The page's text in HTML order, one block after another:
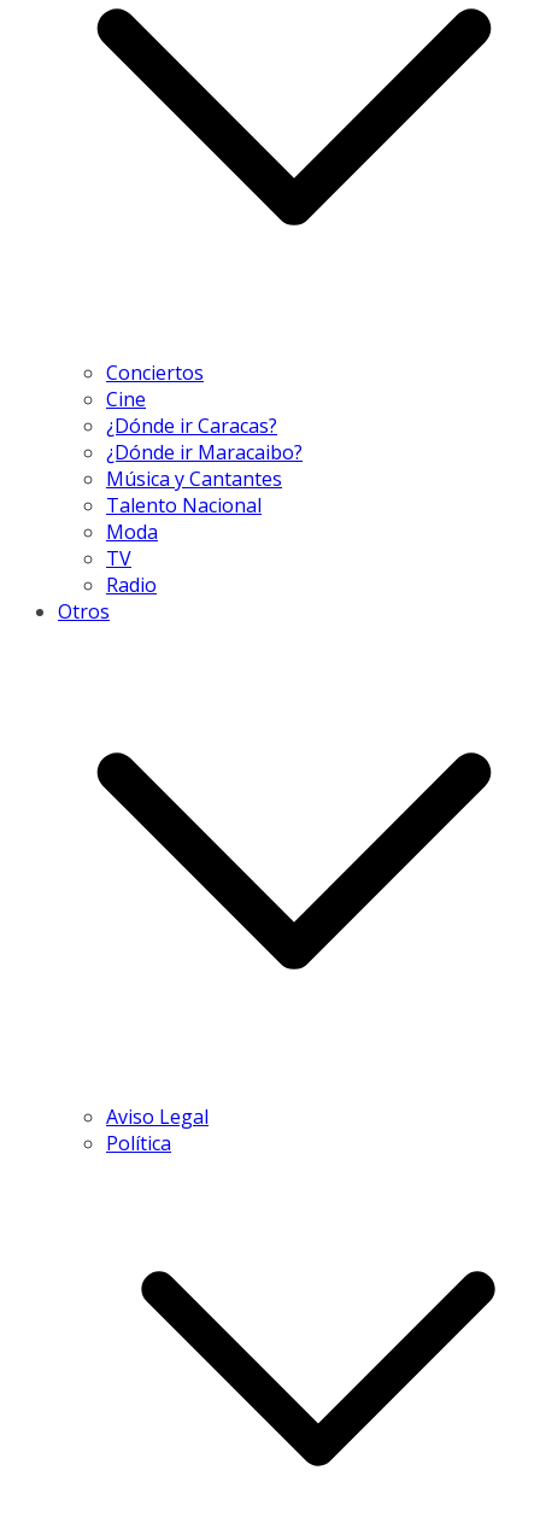
Conciertos
Cine
¿Dónde ir Caracas?
¿Dónde ir Maracaibo?
Música y Cantantes
Talento Nacional
Moda
TV
Radio
Otros
Aviso Legal
Política